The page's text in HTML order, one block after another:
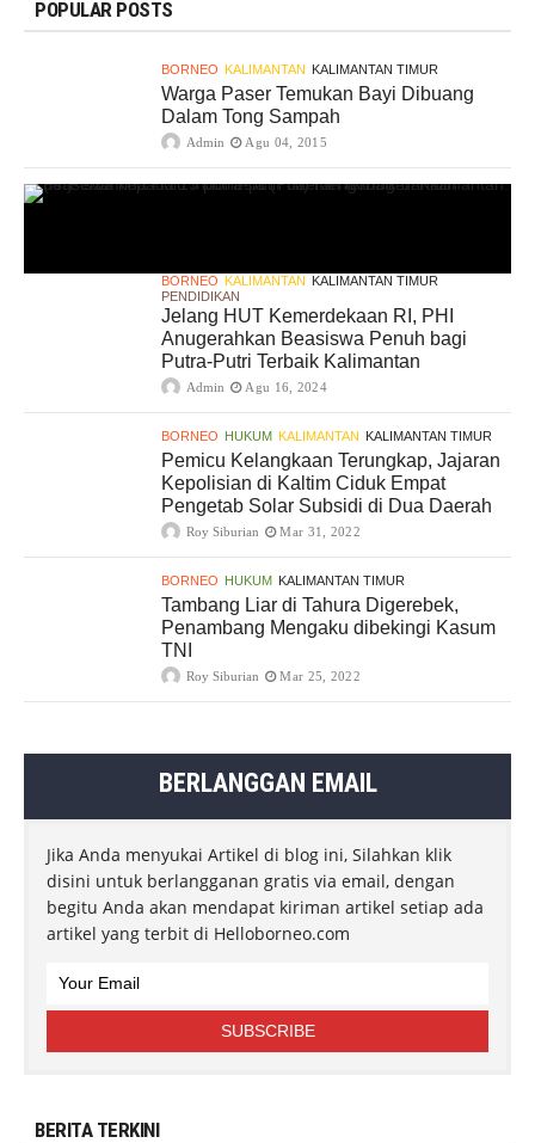
POPULAR POSTS
BORNEO KALIMANTAN KALIMANTAN TIMUR
Warga Paser Temukan Bayi Dibuang
Dalam Tong Sampah
Admin Agu 04, 2015
BORNEO KALIMANTAN KALIMANTAN TIMUR
PENDIDIKAN
Jelang HUT Kemerdekaan RI, PHI
Anugerahkan Beasiswa Penuh bagi
Putra-Putri Terbaik Kalimantan
Admin Agu 16, 2024
BORNEO HUKUM KALIMANTAN KALIMANTAN TIMUR
Pemicu Kelangkaan Terungkap, Jajaran
Kepolisian di Kaltim Ciduk Empat
Pengetab Solar Subsidi di Dua Daerah
Roy Siburian Mar 31, 2022
BORNEO HUKUM KALIMANTAN TIMUR
Tambang Liar di Tahura Digerebek,
Penambang Mengaku dibekingi Kasum
TNI
Roy Siburian Mar 25, 2022
BERLANGGAN EMAIL
Jika Anda menyukai Artikel di blog ini, Silahkan klik
disini untuk berlangganan gratis via email, dengan
begitu Anda akan mendapat kiriman artikel setiap ada
artikel yang terbit di Helloborneo.com
BERITA TERKINI